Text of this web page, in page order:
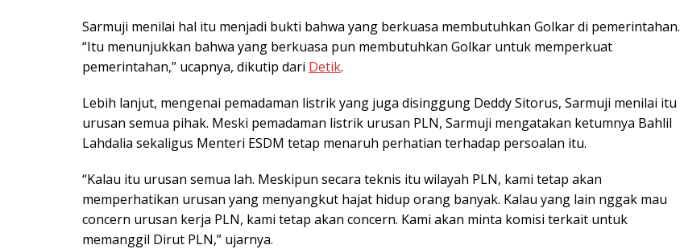
Sarmuji menilai hal itu menjadi bukti bahwa yang berkuasa membutuhkan Golkar di pemerintahan.
“Itu menunjukkan bahwa yang berkuasa pun membutuhkan Golkar untuk memperkuat
pemerintahan,” ucapnya, dikutip dari Detik.
Lebih lanjut, mengenai pemadaman listrik yang juga disinggung Deddy Sitorus, Sarmuji menilai itu
urusan semua pihak. Meski pemadaman listrik urusan PLN, Sarmuji mengatakan ketumnya Bahlil
Lahdalia sekaligus Menteri ESDM tetap menaruh perhatian terhadap persoalan itu.
“Kalau itu urusan semua lah. Meskipun secara teknis itu wilayah PLN, kami tetap akan
memperhatikan urusan yang menyangkut hajat hidup orang banyak. Kalau yang lain nggak mau
concern urusan kerja PLN, kami tetap akan concern. Kami akan minta komisi terkait untuk
memanggil Dirut PLN,” ujarnya.